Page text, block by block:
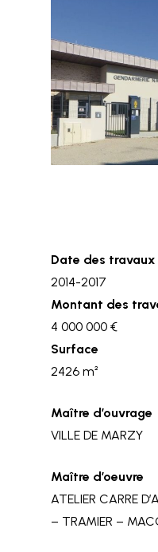
Date des travaux
2014-2017
Montant des
4 000 000 €
Surface
2426 m²
Maître d’ouvrage
VILLE DE MARZY
Maître d’oeuvre
ATELIER CARRE
– TRAMIER –